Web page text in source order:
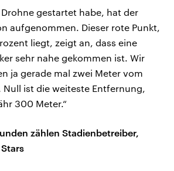
Drohne gestartet habe, hat der
aufgenommen. Dieser rote Punkt,
liegt, zeigt an, dass eine
sehr nahe gekommen ist. Wir
ja gerade mal zwei Meter vom
Null ist die weiteste Entfernung,
300 Meter.“
zählen Stadienbetreiber,